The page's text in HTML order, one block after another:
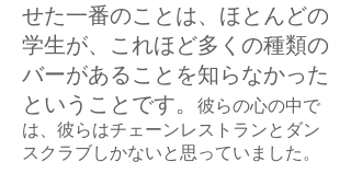
せた一番のことは、ほとんどの
学生が、これほど多くの種類の
バーがあることを知らなかった
ということです。
彼らの心の中で
は、彼らはチェーンレストランとダン
スクラブしかないと思っていました。